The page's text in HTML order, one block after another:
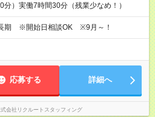
）実働7時間30分（残業少なめ！）
期 ※開始日相談OK ※9月～！
応募する 詳細へ
会社リクルートスタッフィング